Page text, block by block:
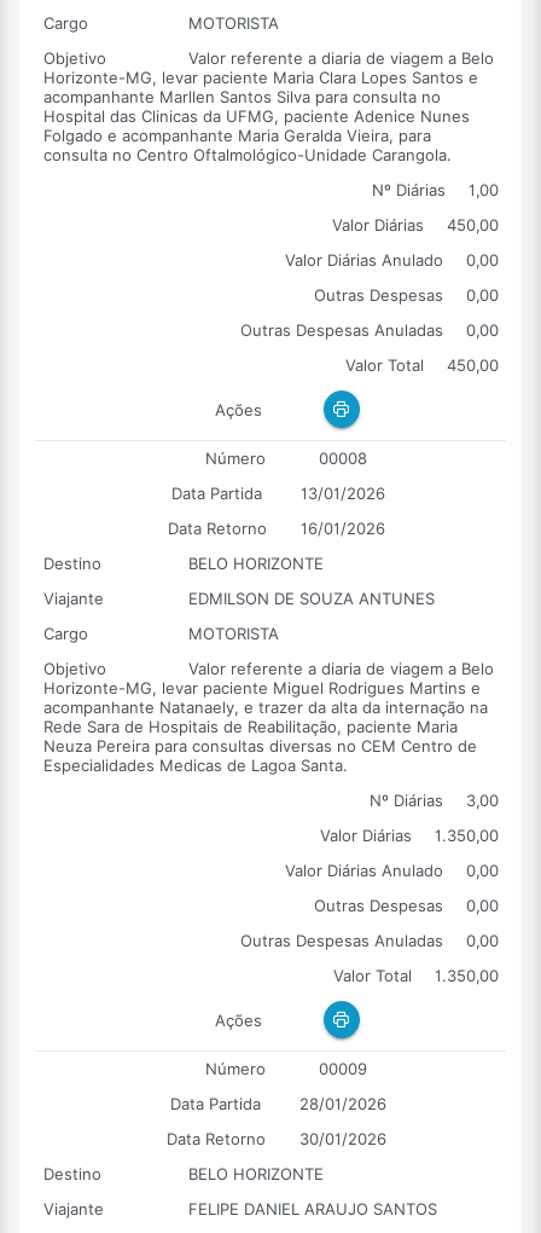
Cargo
MOTORISTA
Objetivo
Valor referente a diaria de viagem a Belo
Horizonte-MG, levar paciente Maria Clara Lopes Santos e
acompanhante Marllen Santos Silva para consulta no
Hospital das Clinicas da UFMG, paciente Adenice Nunes
Folgado e acompanhante Maria Geralda Vieira, para
consulta no Centro Oftalmológico-Unidade Carangola.
Nº Diárias
1,00
Valor Diárias
450,00
Valor Diárias Anulado
0,00
Outras Despesas
0,00
Outras Despesas Anuladas
0,00
Valor Total
450,00
Ações
Número
00008
Data Partida
13/01/2026
Data Retorno
16/01/2026
Destino
BELO HORIZONTE
Viajante
EDMILSON DE SOUZA ANTUNES
Cargo
MOTORISTA
Objetivo
Valor referente a diaria de viagem a Belo
Horizonte-MG, levar paciente Miguel Rodrigues Martins e
acompanhante Natanaely, e trazer da alta da internação na
Rede Sara de Hospitais de Reabilitação, paciente Maria
Neuza Pereira para consultas diversas no CEM Centro de
Especialidades Medicas de Lagoa Santa.
Nº Diárias
3,00
Valor Diárias
1.350,00
Valor Diárias Anulado
0,00
Outras Despesas
0,00
Outras Despesas Anuladas
0,00
Valor Total
1.350,00
Ações
Número
00009
Data Partida
28/01/2026
Data Retorno
30/01/2026
Destino
BELO HORIZONTE
Viajante
FELIPE DANIEL ARAUJO SANTOS